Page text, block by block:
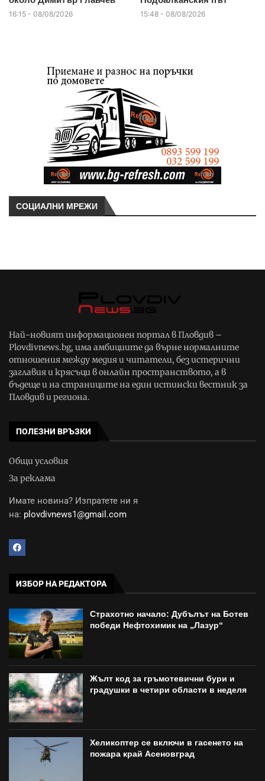
16:15 - 08/08/2026 15:48 - 08/08/2026
СОЦИАЛНИ МРЕЖИ
Най-новият информационен портал в Пловдив –
Plovdivnews.bg, има амбициите да върне нормалните
отношения между медия и читатели, без истерични
заглавия и крясъци в онлайн пространството, а в
бъдеще и на страниците на един истински вестник за
Пловдив и региона.
ПОЛЕЗНИ ВРЪЗКИ
Общи условия
За реклама
Имате новина? Изпратете ни я
на: plovdivnews1@gmail.com
ИЗБОР НА РЕДАКТОРА
Страхотно начало: Дубълът на Ботев
победи Нефтохимик на „Лазур“
Жълт код за гръмотевични бури и
градушки в четири области в неделя
Хеликоптер се включи в гасенето на
пожара край Асеновград